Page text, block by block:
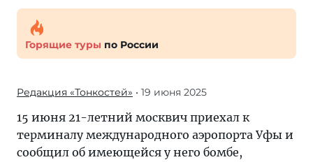
Горящие туры по России
Редакция «Тонкостей» • 19 июня 2025
15 июня 21-летний москвич приехал к
терминалу международного аэропорта Уфы и
сообщил об имеющейся у него бомбе,